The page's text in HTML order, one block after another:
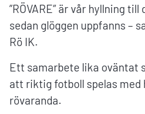
”RÖVARE” är vår hyllning
sedan glöggen uppfanns –
Rö IK.
Ett samarbete lika oväntat
att riktig fotboll spelas med
rövaranda.